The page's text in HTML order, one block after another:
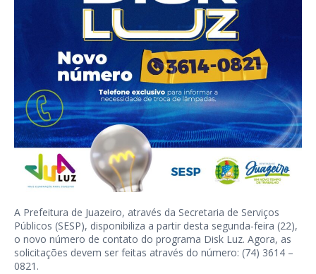
A Prefeitura de Juazeiro, através da Secretaria de Serviços
Públicos (SESP), disponibiliza a partir desta segunda-feira (22),
o novo número de contato do programa Disk Luz. Agora, as
solicitações devem ser feitas através do número: (74) 3614 –
0821.